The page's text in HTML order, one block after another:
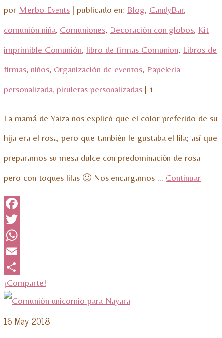
por Merbo Events | publicado en: Blog, CandyBar,
comunión niña, Comuniones, Decoración con globos, Kit
imprimible Comunión, libro de firmas Comunion, Libros de
firmas, niños, Organización de eventos, Papeleria
personalizada, piruletas personalizadas | 1
La mamá de Yaiza nos explicó que el color preferido de su
hija era el rosa, pero que también le gustaba el lila; así que
preparamos su mesa dulce con predominación de rosa
pero con toques lilas 🙂 Nos encargamos … Continuar
Facebook
Twitter
WhatsApp
Email
¡Comparte!
16 May 2018